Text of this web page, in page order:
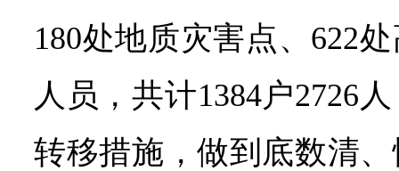
180处地质灾害点、622
人员，共计1384户2726
转移措施，做到底数清